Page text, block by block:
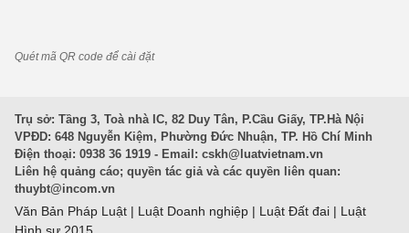
Quét mã QR code để cài đặt
Trụ sở: Tầng 3, Toà nhà IC, 82 Duy Tân, P.Cầu Giấy, TP.Hà Nội
VPĐD: 648 Nguyễn Kiệm, Phường Đức Nhuận, TP. Hồ Chí Minh
Điện thoại: 0938 36 1919 - Email: cskh@luatvietnam.vn
Liên hệ quảng cáo; quyền tác giả và các quyền liên quan:
thuybt@incom.vn
Văn Bản Pháp Luật | Luật Doanh nghiệp | Luật Đất đai | Luật